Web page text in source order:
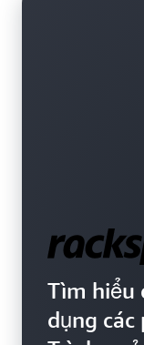
Tìm hiểu
dụng các